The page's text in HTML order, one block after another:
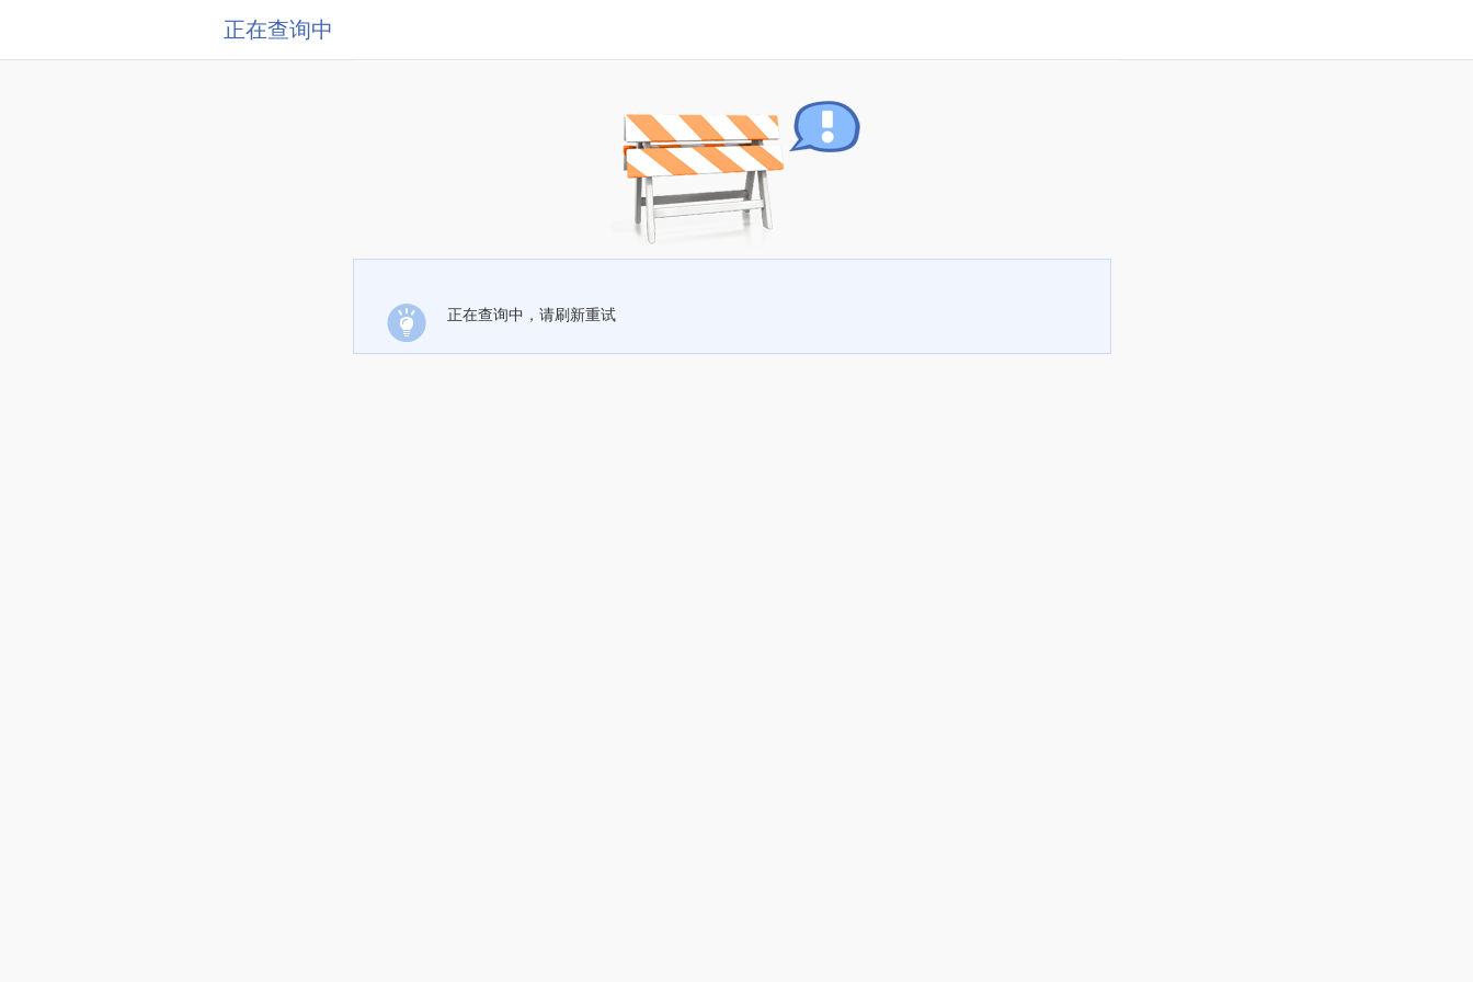
正在查询中
正在查询中，请刷新重试